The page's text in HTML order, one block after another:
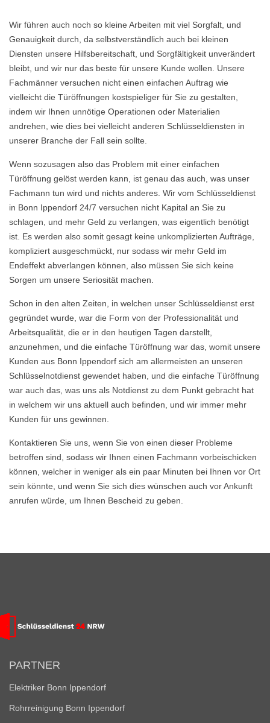
Wir führen auch noch so kleine Arbeiten mit viel Sorgfalt, und
Genauigkeit durch, da selbstverständlich auch bei kleinen
Diensten unsere Hilfsbereitschaft, und Sorgfältigkeit unverändert
bleibt, und wir nur das beste für unsere Kunde wollen. Unsere
Fachmänner versuchen nicht einen einfachen Auftrag wie
vielleicht die Türöffnungen kostspieliger für Sie zu gestalten,
indem wir Ihnen unnötige Operationen oder Materialien
andrehen, wie dies bei vielleicht anderen Schlüsseldiensten in
unserer Branche der Fall sein sollte.
Wenn sozusagen also das Problem mit einer einfachen
Türöffnung gelöst werden kann, ist genau das auch, was unser
Fachmann tun wird und nichts anderes. Wir vom Schlüsseldienst
in Bonn Ippendorf 24/7 versuchen nicht Kapital an Sie zu
schlagen, und mehr Geld zu verlangen, was eigentlich benötigt
ist. Es werden also somit gesagt keine unkomplizierten Aufträge,
kompliziert ausgeschmückt, nur sodass wir mehr Geld im
Endeffekt abverlangen können, also müssen Sie sich keine
Sorgen um unsere Seriosität machen.
Schon in den alten Zeiten, in welchen unser Schlüsseldienst erst
gegründet wurde, war die Form von der Professionalität und
Arbeitsqualität, die er in den heutigen Tagen darstellt,
anzunehmen, und die einfache Türöffnung war das, womit unsere
Kunden aus Bonn Ippendorf sich am allermeisten an unseren
Schlüsselnotdienst gewendet haben, und die einfache Türöffnung
war auch das, was uns als Notdienst zu dem Punkt gebracht hat
in welchem wir uns aktuell auch befinden, und wir immer mehr
Kunden für uns gewinnen.
Kontaktieren Sie uns, wenn Sie von einen dieser Probleme
betroffen sind, sodass wir Ihnen einen Fachmann vorbeischicken
können, welcher in weniger als ein paar Minuten bei Ihnen vor Ort
sein könnte, und wenn Sie sich dies wünschen auch vor Ankunft
anrufen würde, um Ihnen Bescheid zu geben.
PARTNER
Elektriker Bonn Ippendorf
Rohrreinigung Bonn Ippendorf